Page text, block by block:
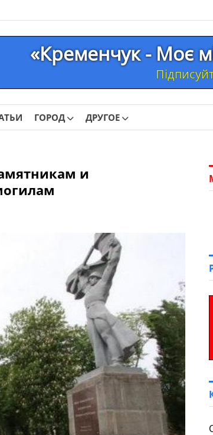
«Кременчук - Моє
ГОРОД ДРУГОЕ
и